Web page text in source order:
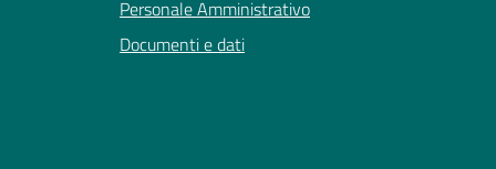
Personale Amministrativo
Documenti e dati